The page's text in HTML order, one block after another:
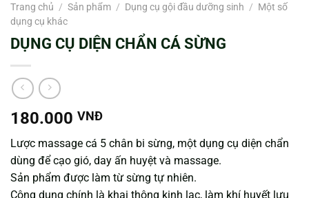
Trang chủ / Sản phẩm / Dụng cụ gội đầu dưỡng sinh / Một số
dụng cụ khác
DỤNG CỤ DIỆN CHẨN CÁ SỪNG
180.000 VNĐ
Lược massage cá 5 chân bi sừng, một dụng cụ diện chẩn
dùng để cạo gió, day ấn huyệt và massage.
Sản phẩm được làm từ sừng tự nhiên.
Công dụng chính là khai thông kinh lạc, làm khí huyết lưu